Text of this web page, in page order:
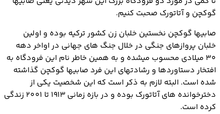
گوکچن و آتاتورک صحبت کنیم.
صابیها گوکچن نخستین خلبان زن کشور ترکیه بوده و اولین
خلبان پروازهای جنگی در خلال جنگ های جهانی در اواخر دهه
30 میلادی محسوب میشده و به همین خاطر نام این فرودگاه به
افتخار دستاوردها و رشادتهای این فرد صابیها گوکچن گذاشته
شده است. البته لازم به ذکر است که این شخصیت یکی از
دخترخوانده های آتاتورک بوده و در بازه زمانی 1913 تا 2001 زندگی
کرده است.